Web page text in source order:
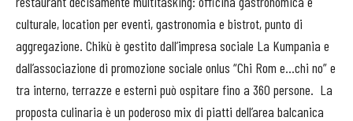
culturale, location per eventi, gastronomia e bistrot, punto di
aggregazione. Chikù è gestito dall’impresa sociale La Kumpania e
dall’associazione di promozione sociale onlus “Chi Rom e…chi no” e
tra interno, terrazze e esterni può ospitare fino a 360 persone. La
proposta culinaria è un poderoso mix di piatti dell’area balcanica